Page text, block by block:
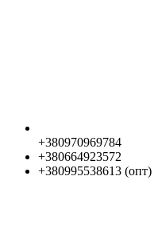
+380970969784
+380664923572
+380995538613 (опт)